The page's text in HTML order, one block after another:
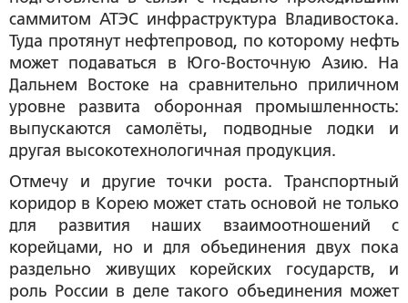
саммитом АТЭС инфраструктура Владивостока.
Туда протянут нефтепровод, по которому нефть
может подаваться в Юго-Восточную Азию. На
Дальнем Востоке на сравнительно приличном
уровне развита оборонная промышленность:
выпускаются самолёты, подводные лодки и
другая высокотехнологичная продукция.
Отмечу и другие точки роста. Транспортный
коридор в Корею может стать основой не только
для развития наших взаимоотношений с
корейцами, но и для объединения двух пока
раздельно живущих корейских государств, и
роль России в деле такого объединения может